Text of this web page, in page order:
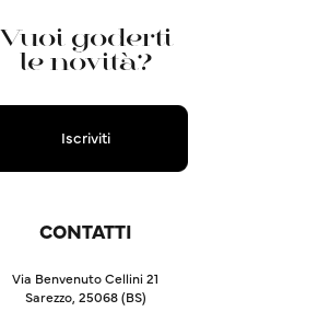
Vuoi goderti
le novità?
Iscriviti
CONTATTI
Via Benvenuto Cellini 21
Sarezzo, 25068 (BS)